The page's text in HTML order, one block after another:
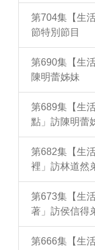
第704集【生
節特別節目
第690集【生
陳明蕾姊妹
第689集【生
點」訪陳明蕾
第682集【生
裡」訪林道然
第673集【生
著」訪侯信得
第666集【生